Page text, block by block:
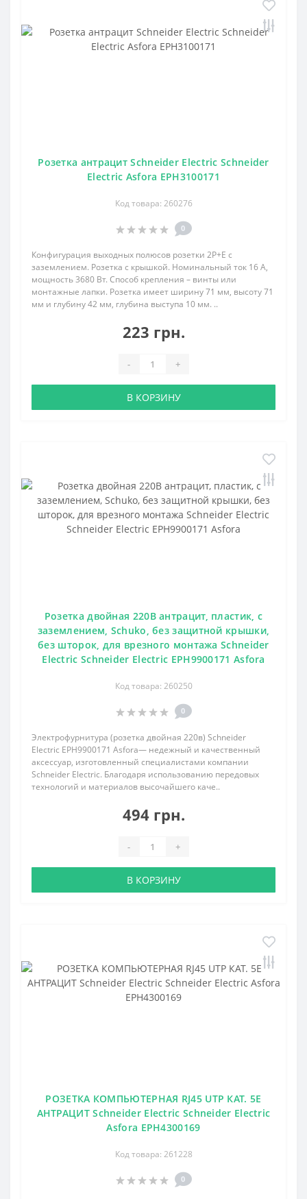
Розетка антрацит Schneider Electric Schneider
Electric Asfora EPH3100171
Код товара: 260276
0
Конфигурация выходных полюсов розетки 2P+E с
заземлением. Розетка с крышкой. Номинальный ток 16 А,
мощность 3680 Вт. Способ крепления – винты или
монтажные лапки. Розетка имеет ширину 71 мм, высоту 71
мм и глубину 42 мм, глубина выступа 10 мм. ..
223 грн.
- +
В КОРЗИНУ
Розетка двойная 220В антрацит, пластик, с
заземлением, Schuko, без защитной крышки,
без шторок, для врезного монтажа Schneider
Electric Schneider Electric EPH9900171 Asfora
Код товара: 260250
0
Электрофурнитура (розетка двойная 220в) Schneider
Electric EPH9900171 Asfora— недежный и качественный
аксессуар, изготовленный специалистами компании
Schneider Electric. Благодаря использованию передовых
технологий и материалов высочайшего каче..
494 грн.
- +
В КОРЗИНУ
РОЗЕТКА КОМПЬЮТЕРНАЯ RJ45 UTP КАТ. 5Е
АНТРАЦИТ Schneider Electric Schneider Electric
Asfora EPH4300169
Код товара: 261228
0